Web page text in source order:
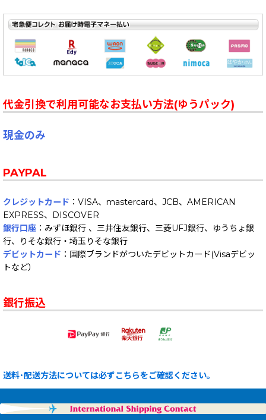
代金引換で利用可能なお支払い方法(ゆうパック)
現金のみ
PAYPAL
クレジットカード ：VISA、mastercard、JCB、AMERICAN
EXPRESS、DISCOVER
銀行口座 ：みずほ銀行 、三井住友銀行、三菱UFJ銀行、ゆうちょ銀
行、りそな銀行・埼玉りそな銀行
デビットカード ：国際ブランドがついたデビットカード(Visaデビッ
トなど）
銀行振込
送料･配送方法については必ずこちらをご確認ください。